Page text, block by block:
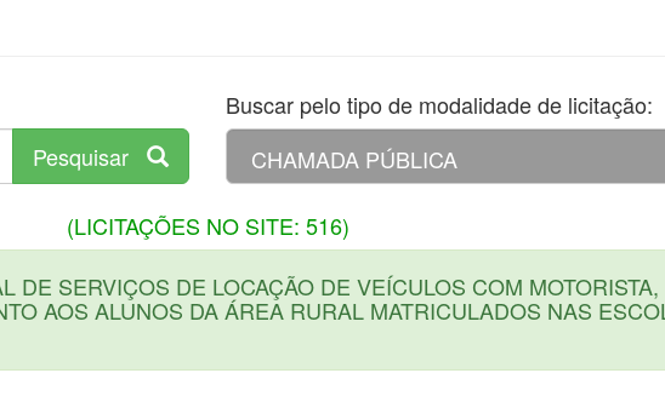
Pesquisar
Buscar pelo tipo de modalidade de licitação:
(LICITAÇÕES NO SITE: 516)
DE SERVIÇOS DE LOCAÇÃO DE VEÍCULOS COM
AOS ALUNOS DA ÁREA RURAL MATRICULADOS NAS